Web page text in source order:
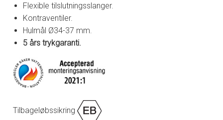
Flexible tilslutningsslanger.
Kontraventiler.
Hulmål Ø34-37 mm.
5 års trykgaranti.
Tilbageløbssikring